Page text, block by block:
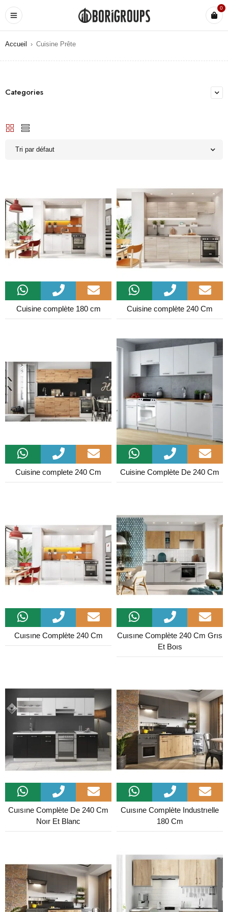
0
Accueil › Cuisine Prête
Categories
Tri par défaut
Cuisine complète 180 cm Cuisine complète 240 Cm
Cuisine complete 240 Cm Cuisine Complète De 240 Cm
Cuısıne Complète 240 Cm
Cuısıne Complète 240 Cm Grıs
Et Boıs
Cuısıne Complète De 240 Cm
Noır Et Blanc
Cuısıne Complète Industrıelle
180 Cm